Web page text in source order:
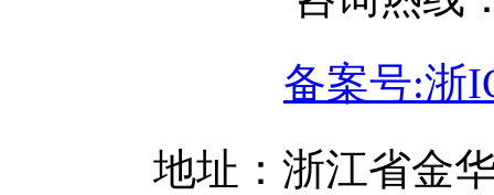
备案号:浙
地址：浙江省金